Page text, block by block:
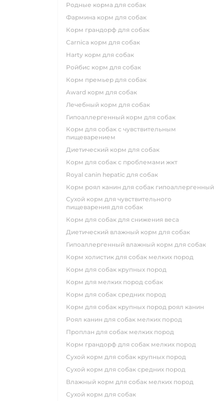
родные корма для собак
фармина корм для собак
корм грандорф для собак
carnica корм для собак
harty корм для собак
ройбис корм для собак
корм премьер для собак
award корм для собак
лечебный корм для собак
гипоаллергенный корм для собак
корм для собак с чувствительным
пищеварением
диетический корм для собак
корм для собак с проблемами жкт
royal canin hepatic для собак
корм роял канин для собак гипоаллергенный
сухой корм для чувствительного
пищеварения для собак
корм для собак для снижения веса
диетический влажный корм для собак
гипоаллергенный влажный корм для собак
корм холистик для собак мелких пород
корм для собак крупных пород
корм для мелких пород собак
корм для собак средних пород
корм для собак крупных пород роял канин
роял канин для собак мелких пород
проплан для собак мелких пород
корм грандорф для собак мелких пород
сухой корм для собак крупных пород
сухой корм для собак средних пород
влажный корм для собак мелких пород
сухой корм для собак